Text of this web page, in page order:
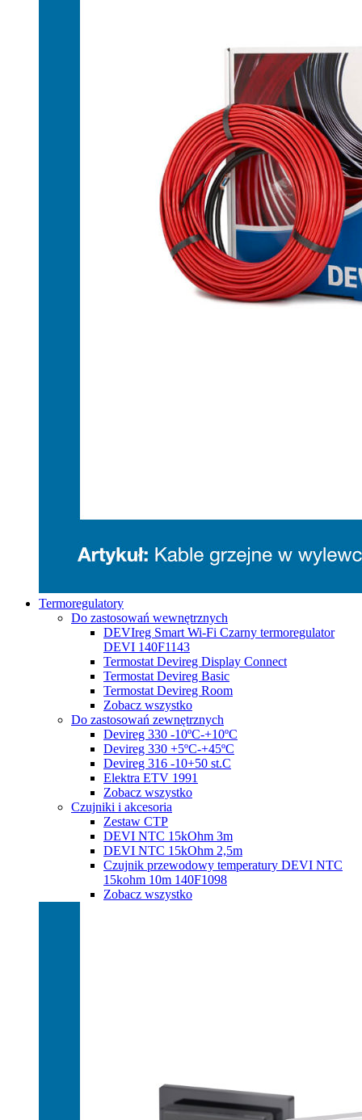
Termoregulatory
Do zastosowań wewnętrznych
DEVIreg Smart Wi-Fi Czarny termoregulator
DEVI 140F1143
Termostat Devireg Display Connect
Termostat Devireg Basic
Termostat Devireg Room
Zobacz wszystko
Do zastosowań zewnętrznych
Devireg 330 -10ºC-+10ºC
Devireg 330 +5ºC-+45ºC
Devireg 316 -10+50 st.C
Elektra ETV 1991
Zobacz wszystko
Czujniki i akcesoria
Zestaw CTP
DEVI NTC 15kOhm 3m
DEVI NTC 15kOhm 2,5m
Czujnik przewodowy temperatury DEVI NTC
15kohm 10m 140F1098
Zobacz wszystko